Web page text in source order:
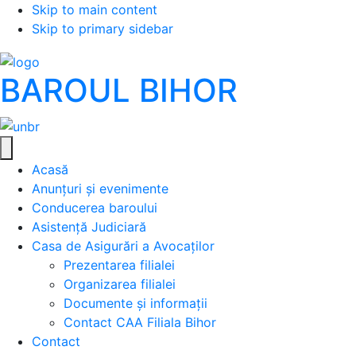
Skip to main content
Skip to primary sidebar
BAROUL BIHOR
Acasă
Anunțuri și evenimente
Conducerea baroului
Asistență Judiciară
Casa de Asigurări a Avocaților
Prezentarea filialei
Organizarea filialei
Documente și informații
Contact CAA Filiala Bihor
Contact